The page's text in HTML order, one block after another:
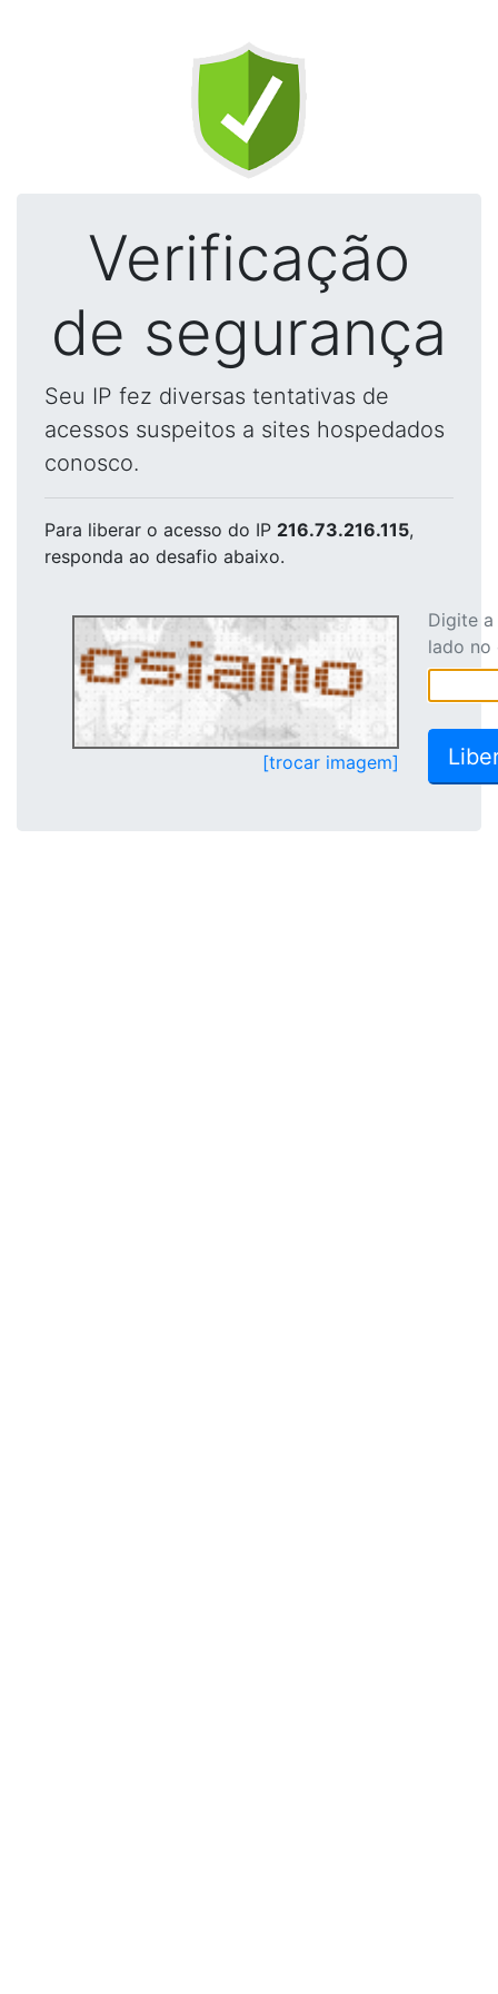
Verificação
de segurança
Seu IP fez diversas tentativas de
acessos suspeitos a sites hospedados
conosco.
Para liberar o acesso do IP 216.73.216.115,
responda ao desafio abaixo.
[trocar imagem]
Digite
lado no